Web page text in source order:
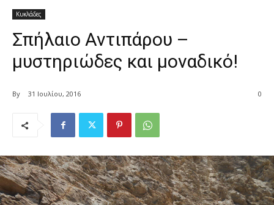
Κυκλάδες
Σπήλαιο Αντιπάρου –
μυστηριώδες και μοναδικό!
By 31 Ιουλίου, 2016 0